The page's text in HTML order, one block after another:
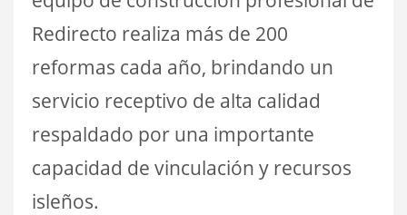
Redirecto realiza más de 200
reformas cada año, brindando un
servicio receptivo de alta calidad
respaldado por una importante
capacidad de vinculación y recursos
isleños.